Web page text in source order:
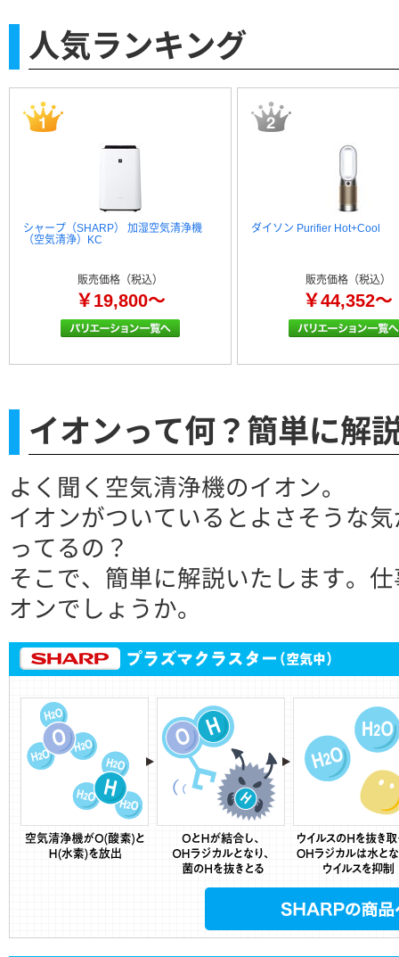
人気ランキング
シャープ（SHARP） 加湿空気清浄機
（空気清浄）KC
販売価格（税込）
￥19,800～
ダイソン Purifier Hot+Cool
販売価格（税込）
￥44,352～
イオンって何？簡単に解
よく聞く空気清浄機のイオン。
イオンがついているとよさそうな
ってるの？
そこで、簡単に解説いたします。
オンでしょうか。